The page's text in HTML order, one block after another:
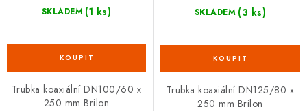
SKLADEM (1 ks)
Trubka koaxiální DN100/60 x
250 mm Brilon
SKLADEM (3 ks)
Trubka koaxiální DN125/80 x
250 mm Brilon